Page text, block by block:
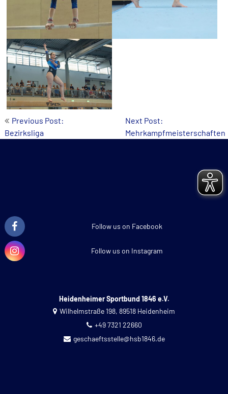
Post
navigation
Previous Post:
Bezirksliga
Next Post:
Mehrkampfmeisterschaften
Follow us on Facebook
Follow us on Instagram
Heidenheimer Sportbund 1846 e.V.
Wilhelmstraße 198, 89518 Heidenheim
+49 7321 22660
geschaeftsstelle@hsb1846.de